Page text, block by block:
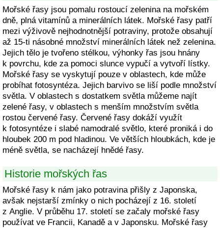
Mořské řasy jsou pomalu rostoucí zelenina na mořském
dně, plná vitamínů a minerálních látek. Mořské řasy patří
mezi výživově nejhodnotnější potraviny, protože obsahují
až 15-ti násobné množství minerálních látek než zelenina.
Jejich tělo je tvořeno stélkou, výhonky řas jsou hnány
k povrchu, kde za pomoci slunce vypučí a vytvoří lístky.
Mořské řasy se vyskytují pouze v oblastech, kde může
probíhat fotosyntéza. Jejich barvivo se liší podle množství
světla. V oblastech s dostatkem světla můžeme najít
zelené řasy, v oblastech s menším množstvím světla
rostou červené řasy. Červené řasy dokáží využít
k fotosyntéze i slabé namodralé světlo, které proniká i do
hloubek 200 m pod hladinou. Ve větších hloubkách, kde je
méně světla, se nacházejí hnědé řasy.
Historie mořských řas
Mořské řasy k nám jako potravina přišly z Japonska,
avšak nejstarší zmínky o nich pocházejí z 16. století
z Anglie. V průběhu 17. století se začaly mořské řasy
používat ve Francii, Kanadě a v Japonsku. Mořské řasy